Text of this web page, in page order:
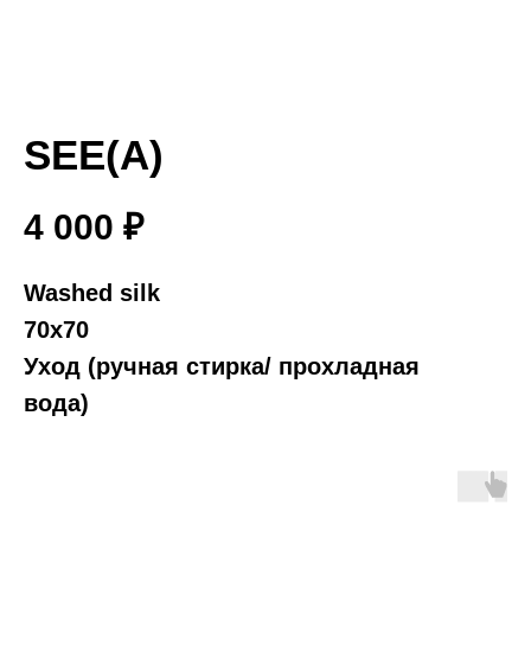
SEE(A)
4 000 ₽
Washed silk
70х70
Уход (ручная стирка/ прохладная
вода)